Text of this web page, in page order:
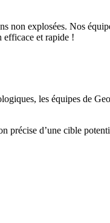
non explosées. Nos
efficace et rapide !
les équipes de
précise d’une cible